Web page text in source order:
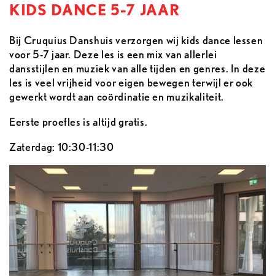
KIDS DANCE 5-7 JAAR
Bij Cruquius Danshuis verzorgen wij kids dance lessen
voor 5-7 jaar. Deze les is een mix van allerlei
dansstijlen en muziek van alle tijden en genres. In deze
les is veel vrijheid voor eigen bewegen terwijl er ook
gewerkt wordt aan coördinatie en muzikaliteit.
Eerste proefles is altijd gratis.
Zaterdag: 10:30-11:30